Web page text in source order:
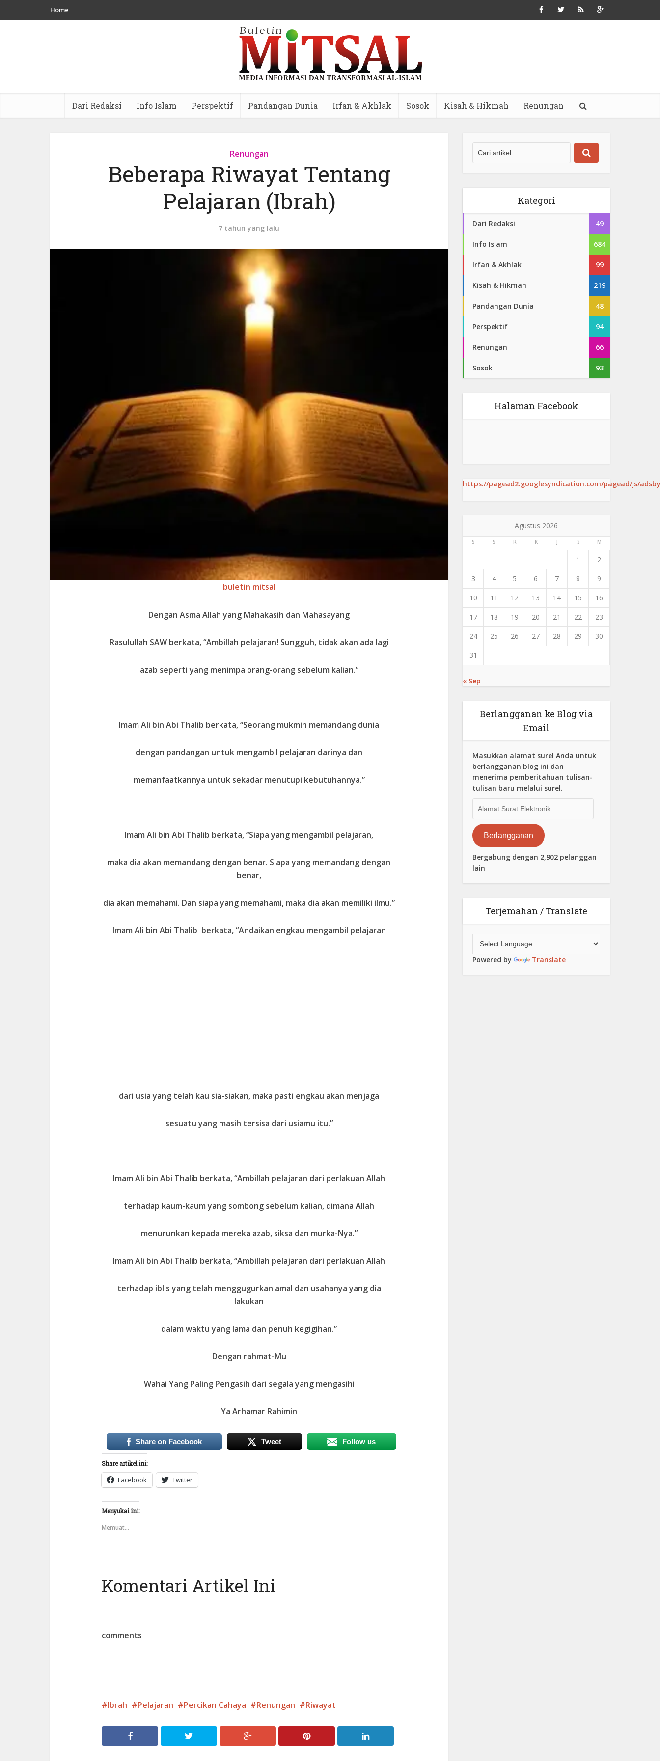
Home
Dari Redaksi Info Islam Perspektif Pandangan Dunia Irfan & Akhlak Sosok Kisah & Hikmah Renungan
Renungan
Beberapa Riwayat Tentang
Pelajaran (Ibrah)
7 tahun yang lalu
buletin mitsal
Dengan Asma Allah yang Mahakasih dan Mahasayang
Rasulullah SAW berkata, “Ambillah pelajaran! Sungguh, tidak akan ada lagi
azab seperti yang menimpa orang-orang sebelum kalian.”
Imam Ali bin Abi Thalib berkata, “Seorang mukmin memandang dunia
dengan pandangan untuk mengambil pelajaran darinya dan
memanfaatkannya untuk sekadar menutupi kebutuhannya.”
Imam Ali bin Abi Thalib berkata, “Siapa yang mengambil pelajaran,
maka dia akan memandang dengan benar. Siapa yang memandang dengan
benar,
dia akan memahami. Dan siapa yang memahami, maka dia akan memiliki ilmu.”
Imam Ali bin Abi Thalib berkata, “Andaikan engkau mengambil pelajaran
dari usia yang telah kau sia-siakan, maka pasti engkau akan menjaga
sesuatu yang masih tersisa dari usiamu itu.”
Imam Ali bin Abi Thalib berkata, “Ambillah pelajaran dari perlakuan Allah
terhadap kaum-kaum yang sombong sebelum kalian, dimana Allah
menurunkan kepada mereka azab, siksa dan murka-Nya.”
Imam Ali bin Abi Thalib berkata, “Ambillah pelajaran dari perlakuan Allah
terhadap iblis yang telah menggugurkan amal dan usahanya yang dia
lakukan
dalam waktu yang lama dan penuh kegigihan.”
Dengan rahmat-Mu
Wahai Yang Paling Pengasih dari segala yang mengasihi
Ya Arhamar Rahimin
Share on Facebook Tweet Follow us
Share artikel ini:
Facebook Twitter
Menyukai ini:
Memuat...
Komentari Artikel Ini
comments
Ibrah Pelajaran Percikan Cahaya Renungan Riwayat
Kategori
Dari Redaksi 49
Info Islam 684
Irfan & Akhlak 99
Kisah & Hikmah 219
Pandangan Dunia 48
Perspektif 94
Renungan 66
Sosok 93
Halaman Facebook
https://pagead2.googlesyndication.com/pagead/js/
Agustus 2026
S S R K J S M
1 2
3 4 5 6 7 8 9
10 11 12 13 14 15 16
17 18 19 20 21 22 23
24 25 26 27 28 29 30
31
« Sep
Berlangganan ke Blog via
Email
Masukkan alamat surel Anda untuk
berlangganan blog ini dan
menerima pemberitahuan tulisan-
tulisan baru melalui surel.
Surat
Elektronik
Berlangganan
Bergabung dengan 2,902 pelanggan
lain
Terjemahan / Translate
Powered by Translate